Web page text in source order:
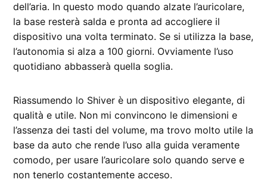
dell’aria. In questo modo quando alzate l’auricolare,
la base resterà salda e pronta ad accogliere il
dispositivo una volta terminato. Se si utilizza la base,
l’autonomia si alza a 100 giorni. Ovviamente l’uso
quotidiano abbasserà quella soglia.
Riassumendo lo Shiver è un dispositivo elegante, di
qualità e utile. Non mi convincono le dimensioni e
l’assenza dei tasti del volume, ma trovo molto utile la
base da auto che rende l’uso alla guida veramente
comodo, per usare l’auricolare solo quando serve e
non tenerlo costantemente acceso.